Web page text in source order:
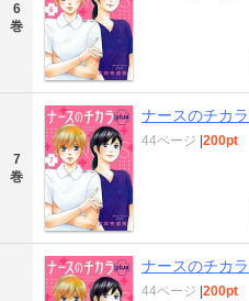
6
巻
7
巻
ナースのチカ
44ページ 200pt
ナースのチカ
44ページ 200pt